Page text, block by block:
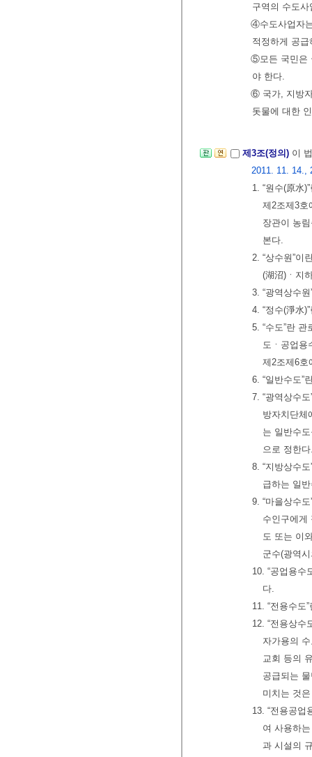
구역의 수도
④수도사업자
적정하게 공
⑤모든 국민은
야 한다.
⑥ 국가, 지방
돗물에 대한
제3조(정의) 이
2011. 11. 14.,
1. “원수(原水
제2조제3호
장관이 농
본다.
2. “상수원”이
(湖沼)ㆍ지
3. “광역상수
4. “정수(淨水
5. “수도”란
도ㆍ공업용
제2조제6호
6. “일반수도”
7. “광역상수
방자치단체
는 일반수
으로 정한
8. “지방상수
급하는 일
9. “마을상수
수인구에게
도 또는 이
군수(광역
10. “공업용수
다.
11. “전용수도
12. “전용상수
자가용의
교회 등의
공급되는
미치는 것
13. “전용공업
여 사용하
과 시설의